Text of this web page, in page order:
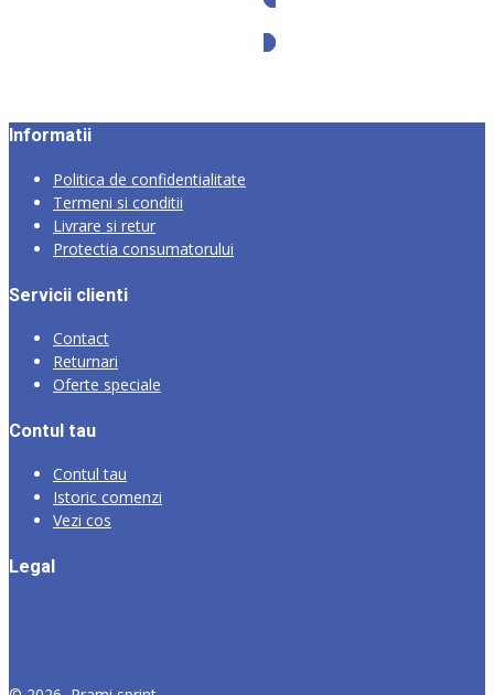
Informatii
Politica de confidentialitate
Termeni si conditii
Livrare si retur
Protectia consumatorului
Servicii clienti
Contact
Returnari
Oferte speciale
Contul tau
Contul tau
Istoric comenzi
Vezi cos
Legal